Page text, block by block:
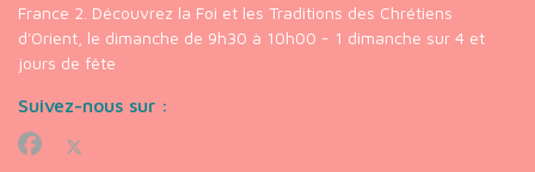
France 2. Découvrez la Foi et les Traditions des Chrétiens
d'Orient, le dimanche de 9h30 à 10h00 - 1 dimanche sur 4 et
jours de fête
Suivez-nous sur :